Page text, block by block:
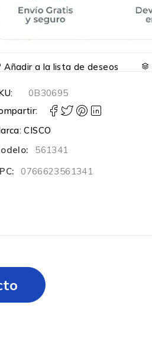
Añadir a la lista de deseos
0B30695
CISCO
561341
0766623561341